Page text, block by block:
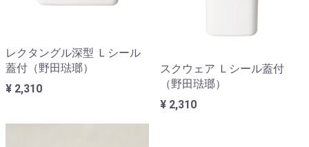
レクタングル深型 Ｌシール
蓋付（野田琺瑯）
¥ 2,310
スクウェア Ｌシール蓋付
（野田琺瑯）
¥ 2,310